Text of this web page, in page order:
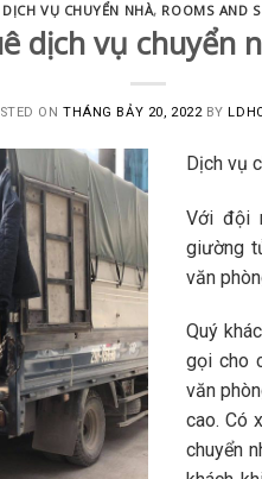
DỊCH VỤ CHUYỂN NHÀ, ROOMS AND
dịch vụ chuyển
ONTHÁNG BẢY 20, 2022BY
Dịch vụ
Với đội
giường
văn
Quý
gọi cho
văn
cao. Có
chuyển